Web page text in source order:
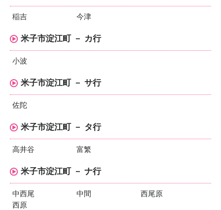
稲吉 今津
米子市淀江町 － カ行
小波
米子市淀江町 － サ行
佐陀
米子市淀江町 － タ行
高井谷 富繁
米子市淀江町 － ナ行
中西尾 中間
西尾原
西原